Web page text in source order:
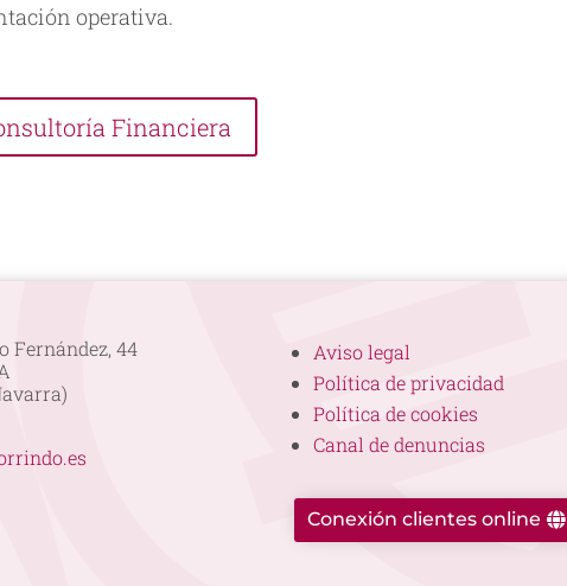
operativa.
Financiera
Fernández, 44
Aviso legal
Política de privacidad
Política de cookies
Canal de denuncias
Conexión clientes online